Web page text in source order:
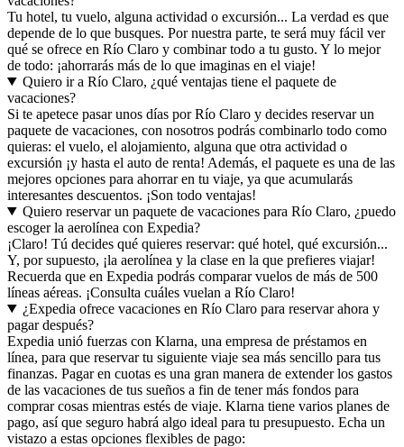
Tu hotel, tu vuelo, alguna actividad o excursión... La verdad es que
depende de lo que busques. Por nuestra parte, te será muy fácil ver
qué se ofrece en Río Claro y combinar todo a tu gusto. Y lo mejor
de todo: ¡ahorrarás más de lo que imaginas en el viaje!
Quiero ir a Río Claro, ¿qué ventajas tiene el paquete de
vacaciones?
Si te apetece pasar unos días por Río Claro y decides reservar un
paquete de vacaciones, con nosotros podrás combinarlo todo como
quieras: el vuelo, el alojamiento, alguna que otra actividad o
excursión ¡y hasta el auto de renta! Además, el paquete es una de las
mejores opciones para ahorrar en tu viaje, ya que acumularás
interesantes descuentos. ¡Son todo ventajas!
Quiero reservar un paquete de vacaciones para Río Claro, ¿puedo
escoger la aerolínea con Expedia?
¡Claro! Tú decides qué quieres reservar: qué hotel, qué excursión...
Y, por supuesto, ¡la aerolínea y la clase en la que prefieres viajar!
Recuerda que en Expedia podrás comparar vuelos de más de 500
líneas aéreas. ¡Consulta cuáles vuelan a Río Claro!
¿Expedia ofrece vacaciones en Río Claro para reservar ahora y
pagar después?
Expedia unió fuerzas con Klarna, una empresa de préstamos en
línea, para que reservar tu siguiente viaje sea más sencillo para tus
finanzas. Pagar en cuotas es una gran manera de extender los gastos
de las vacaciones de tus sueños a fin de tener más fondos para
comprar cosas mientras estés de viaje. Klarna tiene varios planes de
pago, así que seguro habrá algo ideal para tu presupuesto. Echa un
vistazo a estas opciones flexibles de pago: